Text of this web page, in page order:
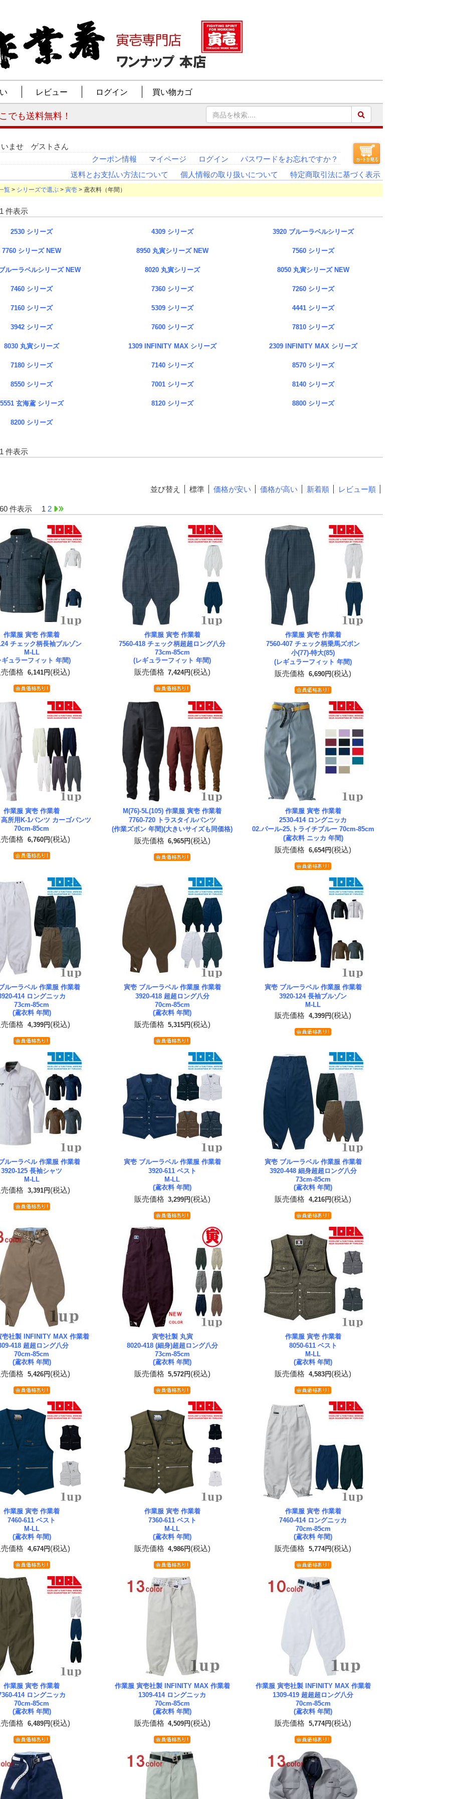
いませ ゲストさん
クーポン情報
マイページ ログイン
パスワードをお忘れですか？
送料とお支払い方法について
個人情報の取り扱いについて 特定商取引法に基づく表示
覧 > シリーズで選ぶ > 寅壱 > 鳶衣料（年間）
件表示
2530 シリーズ 4309 シリーズ 3920 ブルーラベルシリーズ
7760 シリーズ NEW 8950 丸寅シリーズ NEW 7560 シリーズ
ルーラベルシリーズ NEW 8020 丸寅シリーズ 8050 丸寅シリーズ NEW
7460 シリーズ 7360 シリーズ 7260 シリーズ
7160 シリーズ 5309 シリーズ 4441 シリーズ
3942 シリーズ 7600 シリーズ 7810 シリーズ
8030 丸寅シリーズ 1309 INFINITY MAX シリーズ 2309 INFINITY MAX シリーズ
7180 シリーズ 7140 シリーズ 8570 シリーズ
8550 シリーズ 7001 シリーズ 8140 シリーズ
5551 玄海鳶 シリーズ 8120 シリーズ 8800 シリーズ
8200 シリーズ
件表示
並び替え 標準 価格が安い 価格が高い 新着順 レビュー順
件表示 1 2
作業服 寅壱 作業着
チェック柄長袖ブルゾン
M-LL
ギュラーフィット 年間)
価格 6,141円 (税込)
作業服 寅壱 作業着
7560-418 チェック柄超超ロング八分
73cm-85cm
(レギュラーフィット 年間)
販売価格 7,424円 (税込)
作業服 寅壱 作業着
7560-407 チェック柄乗馬ズボン
小(77)-特大(85)
(レギュラーフィット 年間)
販売価格 6,690円 (税込)
作業服 寅壱 作業着
所用K-1パンツ カーゴパンツ
70cm-85cm
価格 6,760円 (税込)
M(76)-5L(105) 作業服 寅壱 作業着
7760-720 トラスタイルパンツ
(作業ズボン 年間)(大きいサイズも同価格)
販売価格 6,965円 (税込)
作業服 寅壱 作業着
2530-414 ロングニッカ
02.パール-25.トライチブルー 70cm-85cm
(鳶衣料 ニッカ 年間)
販売価格 6,654円 (税込)
ルーラベル 作業服 作業着
414 ロングニッカ
73cm-85cm
(鳶衣料 年間)
価格 4,399円 (税込)
寅壱 ブルーラベル 作業服 作業着
3920-418 超超ロング八分
70cm-85cm
(鳶衣料 年間)
販売価格 5,315円 (税込)
寅壱 ブルーラベル 作業服 作業着
3920-124 長袖ブルゾン
M-LL
販売価格 4,399円 (税込)
ルーラベル 作業服 作業着
3920-125 長袖シャツ
M-LL
価格 3,391円 (税込)
寅壱 ブルーラベル 作業服 作業着
3920-611 ベスト
M-LL
(鳶衣料 年間)
販売価格 3,299円 (税込)
寅壱 ブルーラベル 作業服 作業着
3920-448 細身超超ロング八分
73cm-85cm
(鳶衣料 年間)
販売価格 4,216円 (税込)
壱社製 INFINITY MAX 作業着
418 超超ロング八分
70cm-85cm
(鳶衣料 年間)
価格 5,426円 (税込)
寅壱社製 丸寅
8020-418 (細身)超超ロング八分
73cm-85cm
(鳶衣料 年間)
販売価格 5,572円 (税込)
作業服 寅壱 作業着
8050-611 ベスト
M-LL
(鳶衣料 年間)
販売価格 4,583円 (税込)
作業服 寅壱 作業着
7460-611 ベスト
M-LL
(鳶衣料 年間)
価格 4,674円 (税込)
作業服 寅壱 作業着
7360-611 ベスト
M-LL
(鳶衣料 年間)
販売価格 4,986円 (税込)
作業服 寅壱 作業着
7460-414 ロングニッカ
70cm-85cm
(鳶衣料 年間)
販売価格 5,774円 (税込)
作業服 寅壱 作業着
414 ロングニッカ
70cm-85cm
(鳶衣料 年間)
価格 6,489円 (税込)
作業服 寅壱社製 INFINITY MAX 作業着
1309-414 ロングニッカ
70cm-85cm
(鳶衣料 年間)
販売価格 4,509円 (税込)
作業服 寅壱社製 INFINITY MAX 作業着
1309-419 超超超ロング八分
70cm-85cm
(鳶衣料 年間)
販売価格 5,774円 (税込)